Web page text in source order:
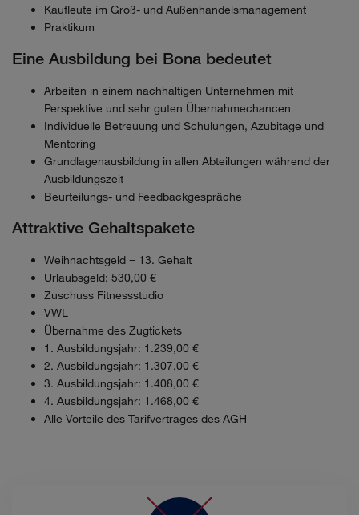
Kaufleute im Groß- und Außenhandelsmanagement
Praktikum
Eine Ausbildung bei Bona bedeutet
Arbeiten in einem nachhaltigen Unternehmen mit
Perspektive und sehr guten Übernahmechancen
Individuelle Betreuung und Schulungen, Azubitage und
Mentoring
Grundlagenausbildung in allen Abteilungen während der
Ausbildungszeit
Beurteilungs- und Feedbackgespräche
Attraktive Gehaltspakete
Weihnachtsgeld = 13. Gehalt
Urlaubsgeld: 530,00 €
Zuschuss Fitnessstudio
VWL
Übernahme des Zugtickets
1. Ausbildungsjahr: 1.239,00 €
2. Ausbildungsjahr: 1.307,00 €
3. Ausbildungsjahr: 1.408,00 €
4. Ausbildungsjahr: 1.468,00 €
Alle Vorteile des Tarifvertrages des AGH